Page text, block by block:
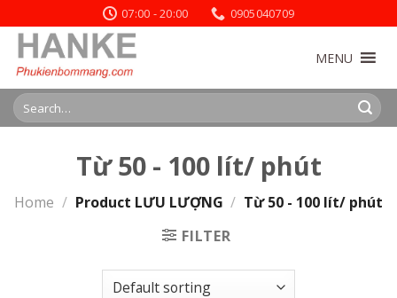
to
content
07:00 - 20:00 0905040709
MENU
Search
for:
Từ 50 - 100 lít/ phút
Home / Product LƯU LƯỢNG / Từ 50 - 100 lít/ phút
FILTER